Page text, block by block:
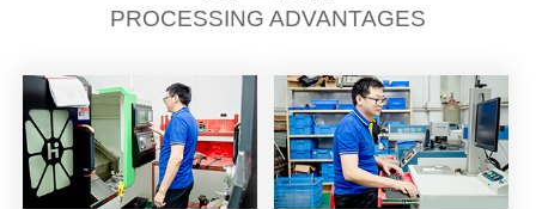
PROCESSING ADVANTAGES